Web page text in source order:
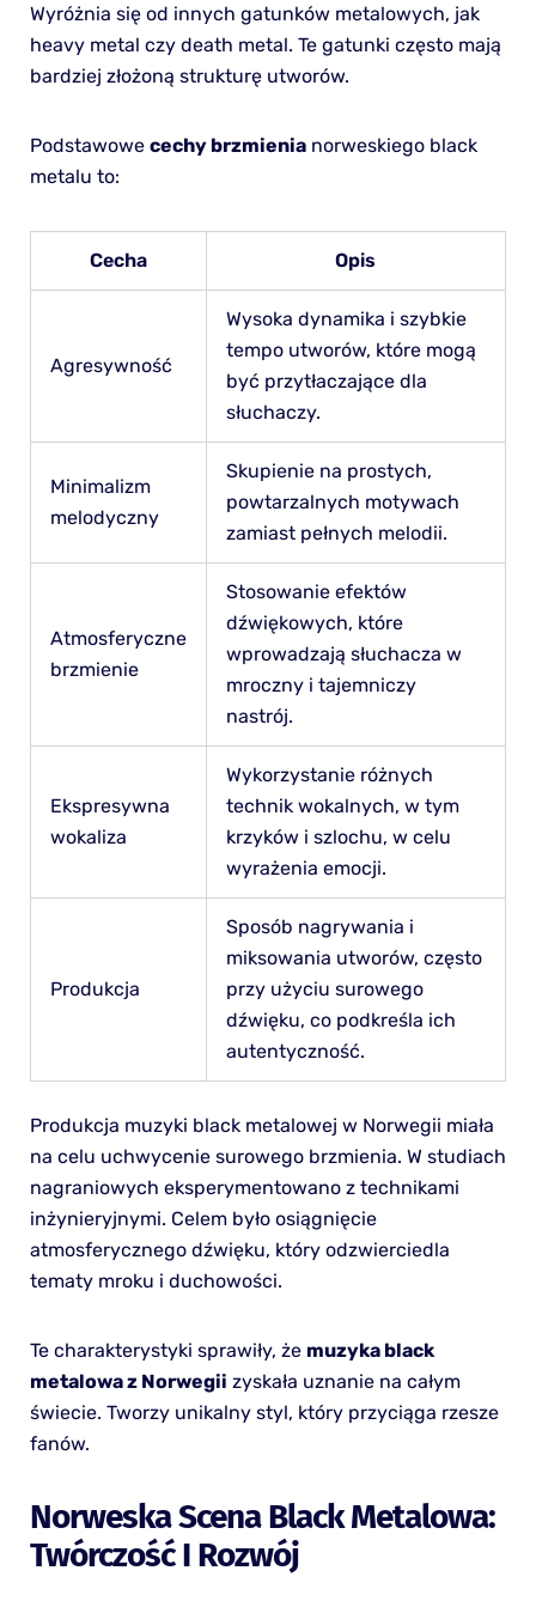
Wyróżnia się od innych gatunków metalowych, jak
heavy metal czy death metal. Te gatunki często mają
bardziej złożoną strukturę utworów.
Podstawowe cechy brzmienianorweskiego black
metalu to:
Cecha Opis
Agresywność
Wysoka dynamika i szybkie
tempo utworów, które mogą
być przytłaczające dla
słuchaczy.
Minimalizm
melodyczny
Skupienie na prostych,
powtarzalnych motywach
zamiast pełnych melodii.
Atmosferyczne
brzmienie
Stosowanie efektów
dźwiękowych, które
wprowadzają słuchacza w
mroczny i tajemniczy
nastrój.
Ekspresywna
wokaliza
Wykorzystanie różnych
technik wokalnych, w tym
krzyków i szlochu, w celu
wyrażenia emocji.
Produkcja
Sposób nagrywania i
miksowania utworów, często
przy użyciu surowego
dźwięku, co podkreśla ich
autentyczność.
Produkcja muzyki black metalowej w Norwegii miała
na celu uchwycenie surowego brzmienia. W studiach
nagraniowych eksperymentowano z technikami
inżynieryjnymi. Celem było osiągnięcie
atmosferycznego dźwięku, który odzwierciedla
tematy mroku i duchowości.
Te charakterystyki sprawiły, że muzyka black
metalowa z Norwegii zyskała uznanie na całym
świecie. Tworzy unikalny styl, który przyciąga rzesze
fanów.
Norweska Scena Black Metalowa:
Twórczość I Rozwój